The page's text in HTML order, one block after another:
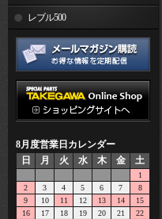
レブル500
8月度営業日カレンダー
日
月 火 水 木 金 土
1
2
3 4 5 6 7
8
9
10 11 12 13 14
15
16
17 18 19 20 21
22